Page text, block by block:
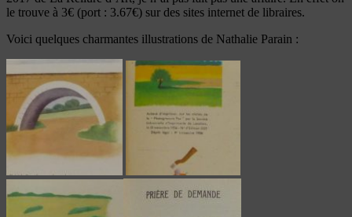
le trouve à 3€ (port : 3.67€) sur des sites internet de libraires.
Voici quelques charmantes illustrations de Nathalie Parain :